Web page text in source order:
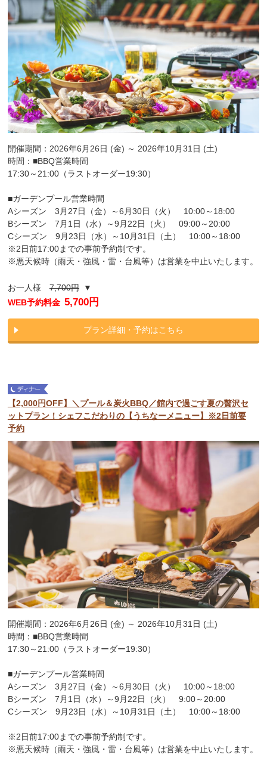
開催期間：2026年6月26日 (金) ～ 2026年10月31日 (土)
時間：■BBQ営業時間
17:30～21:00（ラストオーダー19:30）
■ガーデンプール営業時間
Aシーズン 3月27日（金）～6月30日（火） 10:00～18:00
Bシーズン 7月1日（水）～9月22日（火） 09:00～20:00
Cシーズン 9月23日（水）～10月31日（土） 10:00～18:00
※2日前17:00までの事前予約制です。
※悪天候時（雨天・強風・雷・台風等）は営業を中止いたします。
お一人様7,700円▼
WEB予約料金 5,700円
プラン詳細・予約はこちら
【2,000円OFF】＼プール＆炭火BBQ／館内で過ごす夏の贅沢セ
ットプラン！シェフこだわりの【うちなーメニュー】※2日前要
予約
開催期間：2026年6月26日 (金) ～ 2026年10月31日 (土)
時間：■BBQ営業時間
17:30～21:00（ラストオーダー19:30）
■ガーデンプール営業時間
Aシーズン 3月27日（金）～6月30日（火） 10:00～18:00
Bシーズン 7月1日（水）～9月22日（火） 9:00～20:00
Cシーズン 9月23日（水）～10月31日（土） 10:00～18:00
※2日前17:00までの事前予約制です。
※悪天候時（雨天・強風・雷・台風等）は営業を中止いたします。